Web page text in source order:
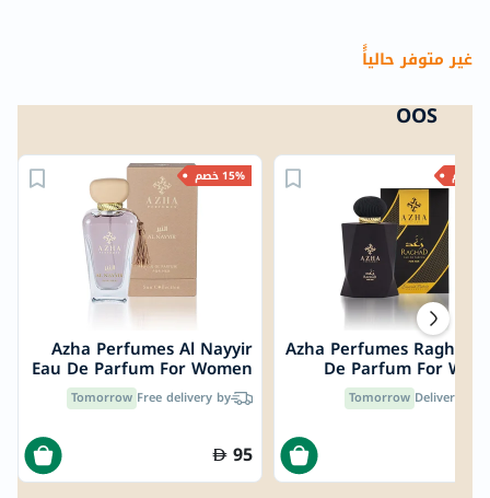
غير متوفر حالياًً
OOS
15% خصم
Azha Perfumes Al Nayyir
Eau De Parfum For Women
100ml
Free delivery by
Tomorrow
95
Azha Perfumes Raghad
De Parfum For
Delivered by
Tomorrow